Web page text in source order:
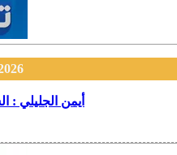
أيمن الجليلي :